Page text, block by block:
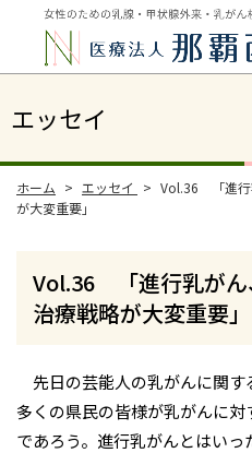
エッセイ
ホーム エッセイ
Vol.36 「進行
が大変重要」
Vol.36 「進行乳がん
治療戦略が大変重要」
先日の芸能人の乳がんに関す
多くの県民の皆様が乳がんに
であろう。進行乳がんとはい